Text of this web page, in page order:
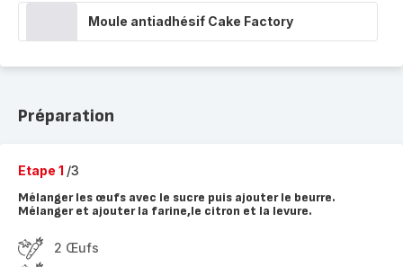
Moule antiadhésif Cake Factory
Préparation
Etape 1 /3
Mélanger les œufs avec le sucre puis ajouter le beurre.
Mélanger et ajouter la farine,le citron et la levure.
2 Œufs